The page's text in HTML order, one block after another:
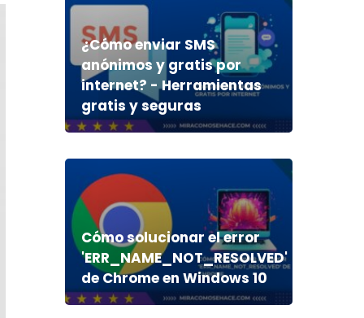
¿Cómo enviar SMS
anónimos y gratis por
internet? - Herramientas
gratis y seguras
Cómo solucionar el error
'ERR_NAME_NOT_RESOLVED'
de Chrome en Windows 10